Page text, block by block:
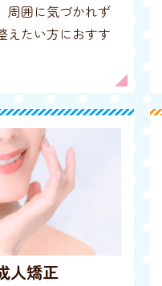
周囲に気づかれず
えたい方におすす
人矯正